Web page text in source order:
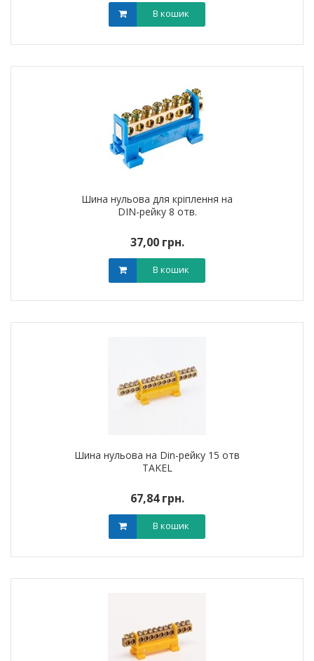
В кошик
Шина нульова для кріплення на
DIN-рейку 8 отв.
37,00 грн.
В кошик
Шина нульова на Din-рейку 15 отв
TAKEL
67,84 грн.
В кошик